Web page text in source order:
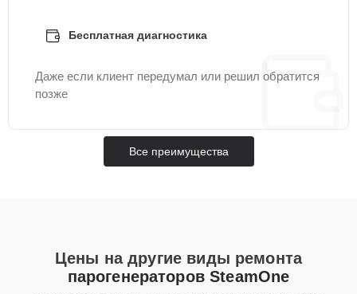
Бесплатная диагностика
Даже если клиент передумал или решил обратится
позже
Все преимущества
Цены на другие виды ремонта
парогенераторов SteamOne